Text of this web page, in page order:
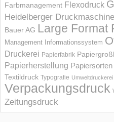
Farbmanagement Flexodruck
Heidelberger
Bauer AG Large Format
Management Informations­system
Druckerei Papierfabrik
Papierherstellung Papiersorten
Textildruck Typografie Umweltdruckerei
Verpackungsdruck
Zeitungsdruck